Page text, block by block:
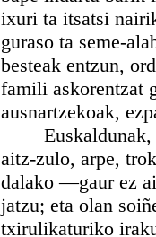
ixuri ta itsatsi
guraso ta seme-
besteak entzun,
famili askorentzat
ausnartzekoak,
Euskaldunak,
aitz-zulo, arpe,
dalako —gaur ez
jatzu; eta olan
txirulikaturiko